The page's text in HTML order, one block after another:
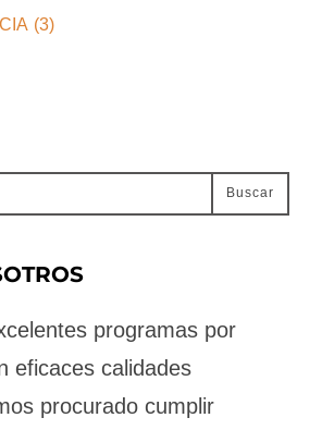
(3)
Buscar
programas por
eficaces calidades
procurado cumplir